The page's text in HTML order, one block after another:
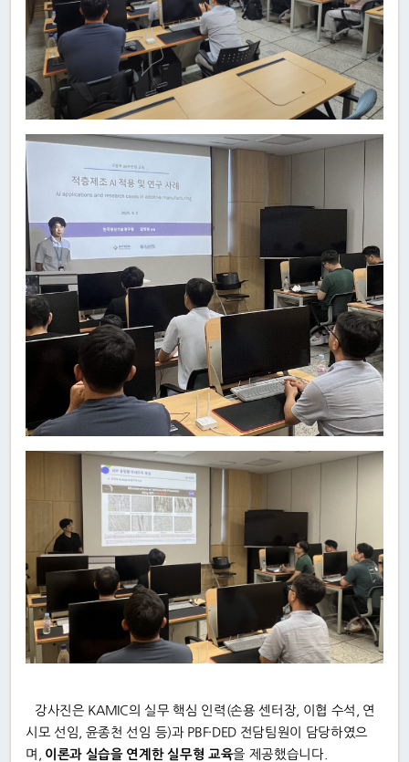
강사진은 KAMIC의 실무 핵심 인력(손용 센터장, 이협 수석, 연
시모 선임, 윤종천 선임 등)과 PBF·DED 전담팀원이 담당하였으
며, 이론과 실습을 연계한 실무형 교육을 제공했습니다.